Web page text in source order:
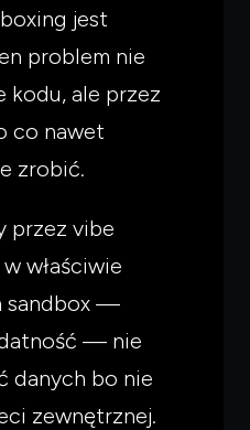
jest
problem nie
kodu, ale przez
co nawet
zrobić.
przez vibe
właściwie
sandbox —
— nie
danych bo nie
zewnętrznej.